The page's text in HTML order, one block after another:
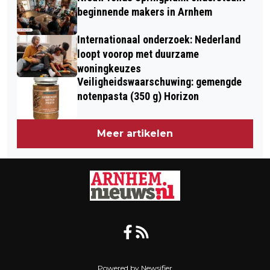
beginnende makers in Arnhem
Internationaal onderzoek: Nederland
loopt voorop met duurzame
woningkeuzes
Veiligheidswaarschuwing: gemengde
notenpasta (350 g) Horizon
Meer artikelen
Powered by Newsifier